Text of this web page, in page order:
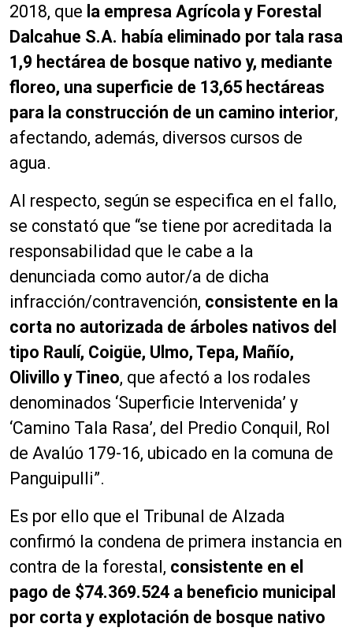
2018, que la empresa Agrícola y Forestal
Dalcahue S.A. había eliminado por tala rasa
1,9 hectárea de bosque nativo y, mediante
floreo, una superficie de 13,65 hectáreas
para la construcción de un camino interior,
afectando, además, diversos cursos de
agua.
Al respecto, según se especifica en el fallo,
se constató que “se tiene por acreditada la
responsabilidad que le cabe a la
denunciada como autor/a de dicha
infracción/contravención, consistente en la
corta no autorizada de árboles nativos del
tipo Raulí, Coigüe, Ulmo, Tepa, Mañío,
Olivillo y Tineo, que afectó a los rodales
denominados ‘Superficie Intervenida’ y
‘Camino Tala Rasa’, del Predio Conquil, Rol
de Avalúo 179-16, ubicado en la comuna de
Panguipulli”.
Es por ello que el Tribunal de Alzada
confirmó la condena de primera instancia en
contra de la forestal, consistente en el
pago de $74.369.524 a beneficio municipal
por corta y explotación de bosque nativo